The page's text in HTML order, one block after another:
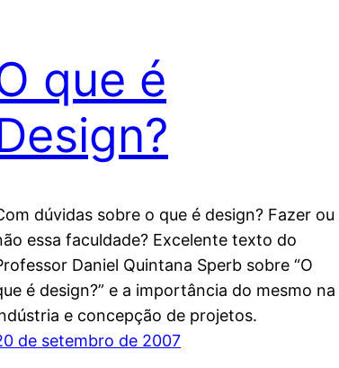
que é
dúvidas sobre o que é design? Fazer ou
essa faculdade? Excelente texto do
Daniel Quintana Sperb sobre “O
é design?” e a importância do mesmo na
e concepção de projetos.
de setembro de 2007